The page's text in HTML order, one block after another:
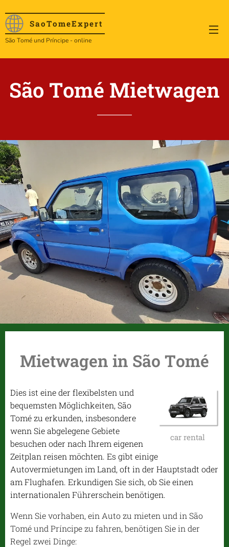
SaoTomeExpert
São Tomé und Príncipe - online
São Tomé Mietwagen
.
Mietwagen in São Tomé
car rental
Dies ist eine der flexibelsten und
bequemsten Möglichkeiten, São
Tomé zu erkunden, insbesondere
wenn Sie abgelegene Gebiete
besuchen oder nach Ihrem eigenen
Zeitplan reisen möchten. Es gibt einige
Autovermietungen im Land, oft in der Hauptstadt oder
am Flughafen. Erkundigen Sie sich, ob Sie einen
internationalen Führerschein benötigen.
Wenn Sie vorhaben, ein Auto zu mieten und in São
Tomé und Príncipe zu fahren, benötigen Sie in der
Regel zwei Dinge: